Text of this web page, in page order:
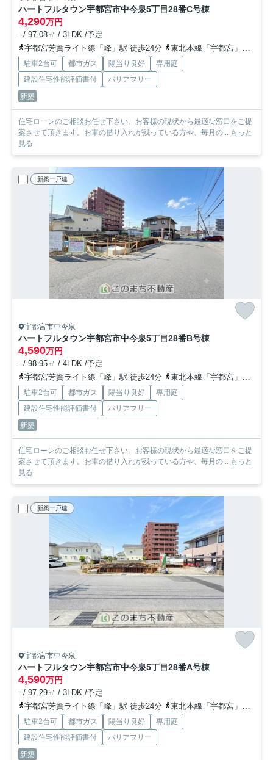
ハートフルタウン宇都宮市中今泉5丁目28番C号棟
4,290万円
- / 97.08㎡ / 3LDK /予定
宇都宮芳賀ライト線「峰」駅 徒歩24分
東北本線「宇都宮」駅 徒歩33分
駐車2台可 都市ガス 陽当り良好
専用庭
建設住宅性能評価書付
バリアフリー
新築
住宅ローンのご相談お任せ下さい。お客様の現状から最適な窓口をご提
案させて頂きます。お車の借り入れが残っている方や、毎月の... もっと
見る
新築一戸建
宇都宮市中今泉
ハートフルタウン宇都宮市中今泉5丁目28番B号棟
4,590万円
- / 98.95㎡ / 4LDK /予定
宇都宮芳賀ライト線「峰」駅 徒歩24分
東北本線「宇都宮」駅 徒歩33分
駐車2台可 都市ガス 陽当り良好
専用庭
建設住宅性能評価書付
バリアフリー
新築
住宅ローンのご相談お任せ下さい。お客様の現状から最適な窓口をご提
案させて頂きます。お車の借り入れが残っている方や、毎月の... もっと
見る
新築一戸建
宇都宮市中今泉
ハートフルタウン宇都宮市中今泉5丁目28番A号棟
4,590万円
- / 97.29㎡ / 3LDK /予定
宇都宮芳賀ライト線「峰」駅 徒歩24分
東北本線「宇都宮」駅 徒歩33分
駐車2台可 都市ガス 陽当り良好
専用庭
建設住宅性能評価書付
バリアフリー
新築